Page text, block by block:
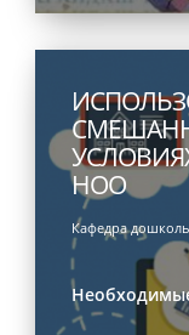
НОО
Кафедра